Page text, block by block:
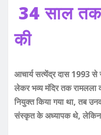
34 साल तक
की
आचार्य सत्येंद्र दास 1993
लेकर भव्य मंदिर तक रामलला
नियुक्त किया गया था, तब
संस्कृत के अध्यापक थे, लेकिन